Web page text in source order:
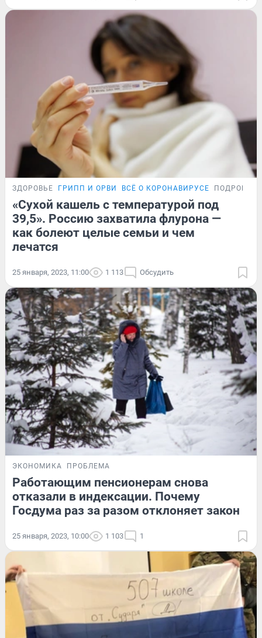
ЗДОРОВЬЕ ГРИПП И ОРВИ ВСЁ О КОРОНАВИРУСЕ
«Сухой кашель с температурой под
39,5». Россию захватила флурона —
как болеют целые семьи и чем
лечатся
25 января, 2023, 11:00 1 113 Обсудить
ЭКОНОМИКА ПРОБЛЕМА
Работающим пенсионерам снова
отказали в индексации. Почему
Госдума раз за разом отклоняет закон
25 января, 2023, 10:00 1 103 1